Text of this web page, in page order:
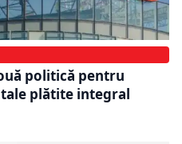
politică pentru
plătite integral